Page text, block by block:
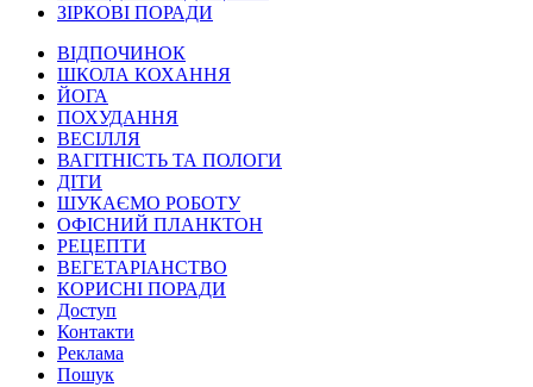
ЗІРКОВІ ПОРАДИ
ВІДПОЧИНОК
ШКОЛА КОХАННЯ
ЙОГА
ПОХУДАННЯ
ВЕСІЛЛЯ
ВАГІТНІСТЬ ТА ПОЛОГИ
ДІТИ
ШУКАЄМО РОБОТУ
ОФІСНИЙ ПЛАНКТОН
РЕЦЕПТИ
ВЕГЕТАРІАНСТВО
КОРИСНІ ПОРАДИ
Доступ
Контакти
Реклама
Пошук